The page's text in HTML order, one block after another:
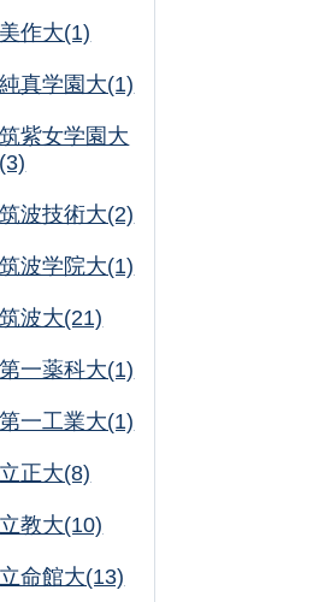
美作大(1)
純真学園大(1)
筑紫女学園大
(3)
筑波技術大(2)
筑波学院大(1)
筑波大(21)
第一薬科大(1)
第一工業大(1)
立正大(8)
立教大(10)
立命館大(13)